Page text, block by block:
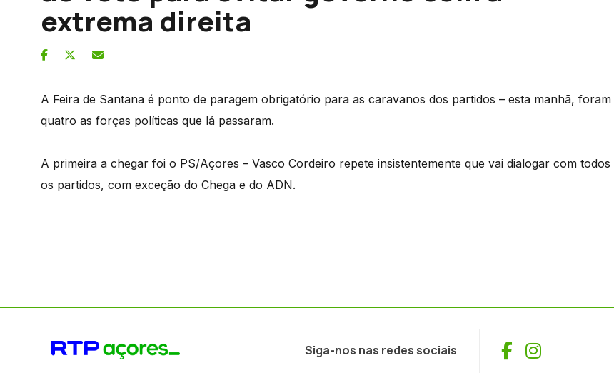
extrema direita
A Feira de Santana é ponto de paragem obrigatório para as caravanos dos partidos – esta manhã, foram
quatro as forças políticas que lá passaram.
A primeira a chegar foi o PS/Açores – Vasco Cordeiro repete insistentemente que vai dialogar com todos
os partidos, com exceção do Chega e do ADN.
Siga-nos nas redes sociais Facebook
Instagram